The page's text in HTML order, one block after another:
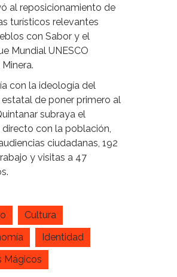
al reposicionamiento de
turísticos relevantes
con Sabor y el
Mundial UNESCO
con la ideología del
de poner primero al
subraya el
con la población,
ciudadanas, 192
y visitas a 47
Cultura
Identidad
Mágicos